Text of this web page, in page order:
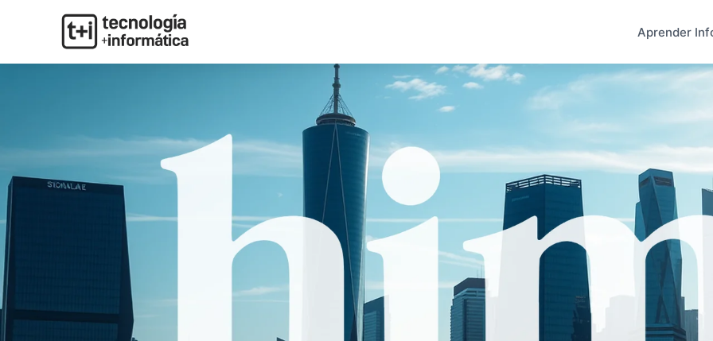
Aprender